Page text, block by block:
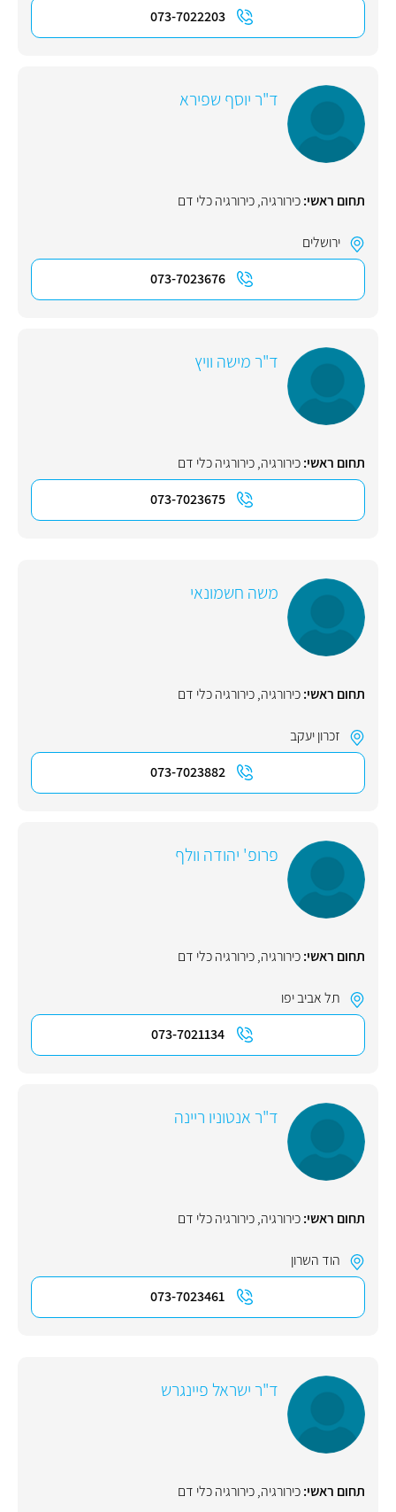
073-7022203
ד"ר יוסף שפירא
תחום ראשי:כירורגיה,כירורגיה כלי דם
ירושלים
073-7023676
ד"ר מישה וויץ
תחום ראשי:כירורגיה,כירורגיה כלי דם
073-7023675
משה חשמונאי
תחום ראשי:כירורגיה,כירורגיה כלי דם
זכרון יעקב
073-7023882
פרופ' יהודה וולף
תחום ראשי:כירורגיה,כירורגיה כלי דם
תל אביב יפו
073-7021134
ד"ר אנטוניו ריינה
תחום ראשי:כירורגיה,כירורגיה כלי דם
הוד השרון
073-7023461
ד"ר ישראל פיינגרש
תחום ראשי:כירורגיה,כירורגיה כלי דם